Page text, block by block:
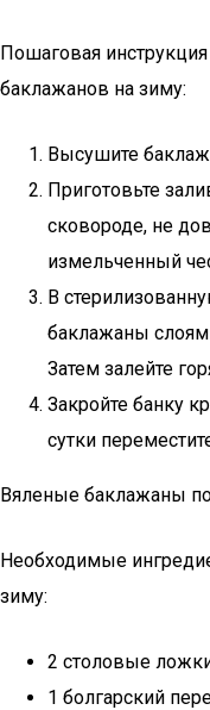
Пошаговая
баклажанов на зиму:
Высушите
Приготовьте
сковороде, не
измельченный
В
баклажаны
Затем залейте
Закройте банку
сутки
Вяленые баклажаны
Необходимые
зиму:
2 столовые
1 болгарский